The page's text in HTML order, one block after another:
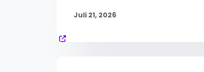
Juli 21, 2026